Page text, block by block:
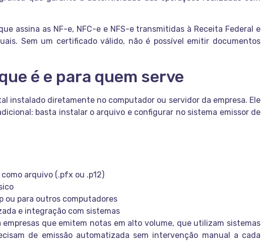
assina as NF-e, NFC-e e NFS-e transmitidas à Receita Federal e
Sem um certificado válido, não é possível emitir documentos
é e para quem serve
instalado diretamente no computador ou servidor da empresa. Ele
basta instalar o arquivo e configurar no sistema emissor de
arquivo (.pfx ou .p12)
ou para outros computadores
e integração com sistemas
empresas que emitem notas em alto volume, que utilizam sistemas
de emissão automatizada sem intervenção manual a cada